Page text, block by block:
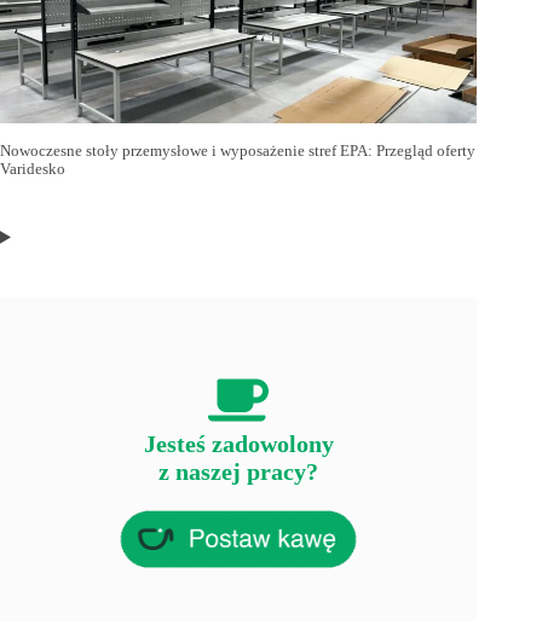
Nowoczesne stoły przemysłowe i wyposażenie stref EPA: Przegląd oferty
Varidesko
Jesteś zadowolony
z naszej pracy?